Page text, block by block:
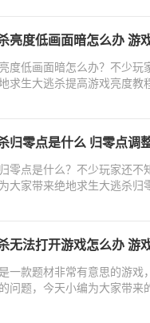
亮度低画面暗怎么办 游
度低画面暗怎么办？不少
求生大逃杀提高游戏亮度教
归零点是什么 归零点调
零点是什么？不少玩家还
大家带来绝地求生大逃杀归
无法打开游戏怎么办 游
一款题材非常有意思的游
问题，今天小编为大家带来